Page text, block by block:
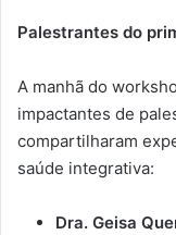
Palestrantes do
A manhã do
impactantes de
compartilharam
saúde integrativa:
Dra. Geisa